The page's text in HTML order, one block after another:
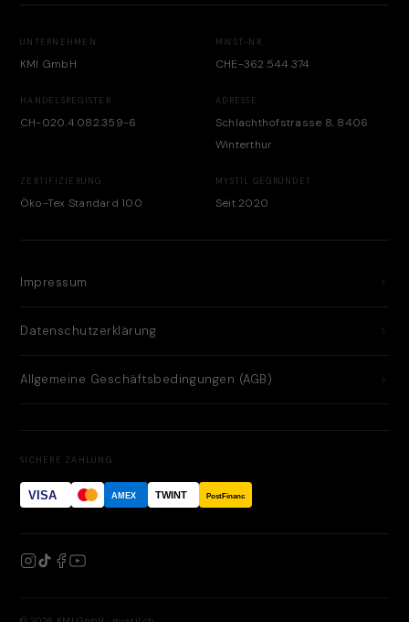
UNTERNEHMEN
KMI GmbH
MWST-NR.
CHE-362.544.374
HANDELSREGISTER
CH-020.4.082.359-6
ADRESSE
Schlachthofstrasse 8, 8406
Winterthur
ZERTIFIZIERUNG
Öko-Tex Standard 100
MYSTIL GEGRÜNDET
Seit 2020
Impressum
Datenschutzerklärung
Allgemeine Geschäftsbedingungen (AGB)
SICHERE ZAHLUNG
VISA AMEX TWINT PostFinance